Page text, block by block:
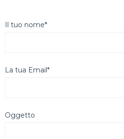
Il tuo nome*
La tua Email*
Oggetto